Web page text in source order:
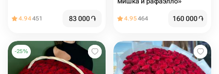
4.94451 83 000֏ 4.95464 160 000֏
-25%